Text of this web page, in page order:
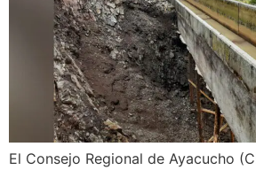
El Consejo Regional de Ayacucho